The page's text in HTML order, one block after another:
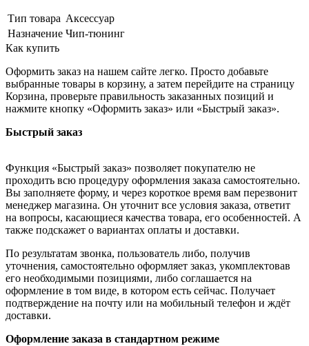
Тип товара Аксессуар
Назначение Чип-тюнинг
Как купить
Оформить заказ на нашем сайте легко. Просто добавьте
выбранные товары в корзину, а затем перейдите на страницу
Корзина, проверьте правильность заказанных позиций и
нажмите кнопку «Оформить заказ» или «Быстрый заказ».
Быстрый заказ
Функция «Быстрый заказ» позволяет покупателю не
проходить всю процедуру оформления заказа самостоятельно.
Вы заполняете форму, и через короткое время вам перезвонит
менеджер магазина. Он уточнит все условия заказа, ответит
на вопросы, касающиеся качества товара, его особенностей. А
также подскажет о вариантах оплаты и доставки.
По результатам звонка, пользователь либо, получив
уточнения, самостоятельно оформляет заказ, укомплектовав
его необходимыми позициями, либо соглашается на
оформление в том виде, в котором есть сейчас. Получает
подтверждение на почту или на мобильный телефон и ждёт
доставки.
Оформление заказа в стандартном режиме